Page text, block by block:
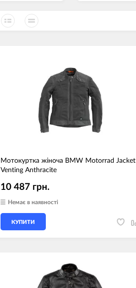
Мотокуртка жіноча BMW Motorrad Jacket
Venting Anthracite
10 487 грн.
Немає в наявності
КУПИТИ